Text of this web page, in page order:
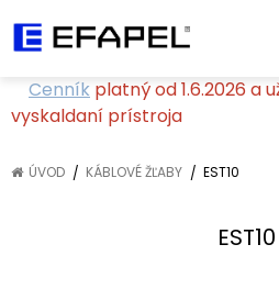
Cenník platný od 1.6.2026 a
vyskaldaní prístroja
ÚVOD KÁBLOVÉ ŽĽABY EST10
EST10